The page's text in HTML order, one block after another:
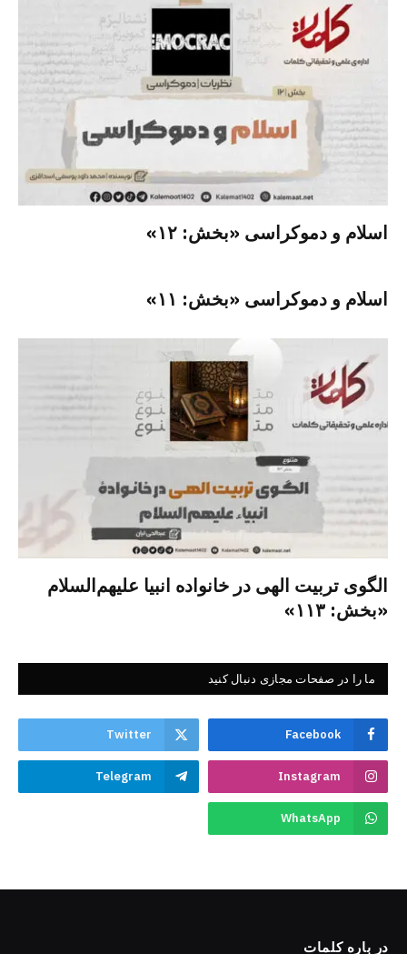
اسلام و دموکراسی «بخش: ۱۲»
اسلام و دموکراسی «بخش: ۱۱»
الگوی تربیت الهی در خانواده انبیا‌‌ علیهم‌السلام
«بخش: ۱۱۳»
ما را در صفحات مجازی دنبال کنید
Facebook
Twitter
Instagram
Telegram
WhatsApp
در باره کلمات